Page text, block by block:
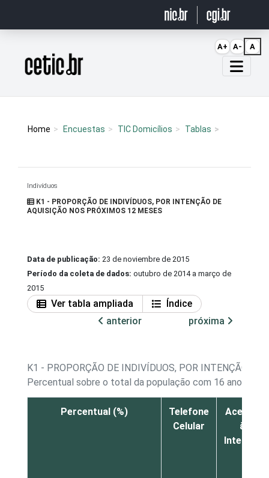
Página inicial
Home Encuestas TIC Domicílios Tablas
Indivíduos
K1 - PROPORÇÃO DE INDIVÍDUOS, POR INTENÇÃO DE
AQUISIÇÃO NOS PRÓXIMOS 12 MESES
Data de publicação: 23 de noviembre de 2015
Período da coleta de dados: outubro de 2014 a março de
2015
Ver tabla ampliada
Índice
anterior
próxima
K1 - PROPORÇÃO DE INDIVÍDUOS, POR INTENÇÃO
Percentual sobre o total da população com 16 anos ou
Percentual (%)
Telefone
Celular
Acesso
à
Internet
A+ A- A